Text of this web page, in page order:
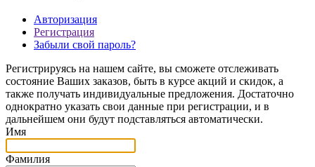
Авторизация
Регистрация
Забыли свой пароль?
Регистрируясь на нашем сайте, вы сможете отслеживать
состояние Ваших заказов, быть в курсе акций и скидок, а
также получать индивидуальные предложения. Достаточно
однократно указать свои данные при регистрации, и в
дальнейшем они будут подставляться автоматически.
Имя
Фамилия